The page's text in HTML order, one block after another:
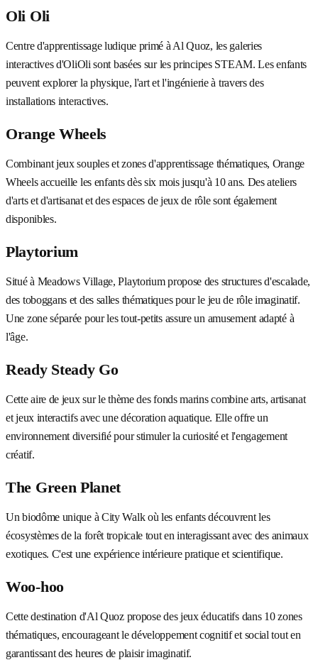
Oli Oli
Centre d'apprentissage ludique primé à Al Quoz, les galeries
interactives d'OliOli sont basées sur les principes STEAM. Les enfants
peuvent explorer la physique, l'art et l'ingénierie à travers des
installations interactives.
Orange Wheels
Combinant jeux souples et zones d'apprentissage thématiques, Orange
Wheels accueille les enfants dès six mois jusqu'à 10 ans. Des ateliers
d'arts et d'artisanat et des espaces de jeux de rôle sont également
disponibles.
Playtorium
Situé à Meadows Village, Playtorium propose des structures d'escalade,
des toboggans et des salles thématiques pour le jeu de rôle imaginatif.
Une zone séparée pour les tout-petits assure un amusement adapté à
l'âge.
Ready Steady Go
Cette aire de jeux sur le thème des fonds marins combine arts, artisanat
et jeux interactifs avec une décoration aquatique. Elle offre un
environnement diversifié pour stimuler la curiosité et l'engagement
créatif.
The Green Planet
Un biodôme unique à City Walk où les enfants découvrent les
écosystèmes de la forêt tropicale tout en interagissant avec des animaux
exotiques. C'est une expérience intérieure pratique et scientifique.
Woo-hoo
Cette destination d'Al Quoz propose des jeux éducatifs dans 10 zones
thématiques, encourageant le développement cognitif et social tout en
garantissant des heures de plaisir imaginatif.